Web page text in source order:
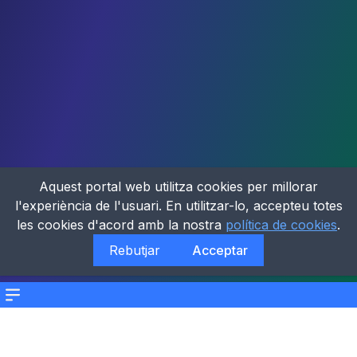
Menu
Aquest portal web utilitza cookies per millorar
l'experiència de l'usuari. En utilitzar-lo, accepteu totes
les cookies d'acord amb la nostra política de cookies.
Rebutjar
Acceptar